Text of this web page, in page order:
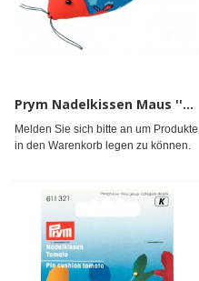
Prym Nadelkissen Maus ''Prym for Kids''
Melden Sie sich bitte an um Produkte
in den Warenkorb legen zu können.